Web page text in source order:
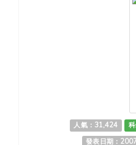
人氣：31,424
發表日期：